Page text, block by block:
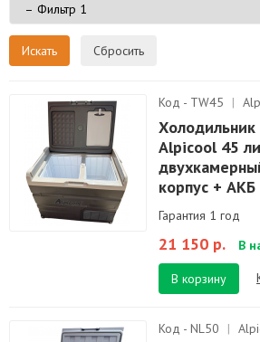
Сбросить
Код - TW45 |
Alpicool 45
корпус + АКБ
Гарантия 1 год
21 150 р. В
В корзину
Код - NL50 |